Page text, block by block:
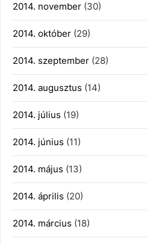
2014. november (30)
2014. október (29)
2014. szeptember (28)
2014. augusztus (14)
2014. július (19)
2014. június (11)
2014. május (13)
2014. április (20)
2014. március (18)